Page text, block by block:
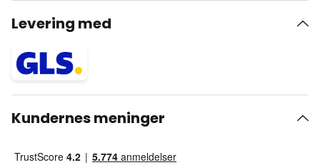
Levering med
Kundernes meninger